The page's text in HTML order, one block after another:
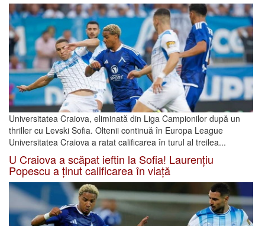
Universitatea Craiova, eliminată din Liga Campionilor după un
thriller cu Levski Sofia. Oltenii continuă în Europa League
Universitatea Craiova a ratat calificarea în turul al treilea...
U Craiova a scăpat ieftin la Sofia! Laurențiu
Popescu a ținut calificarea în viață